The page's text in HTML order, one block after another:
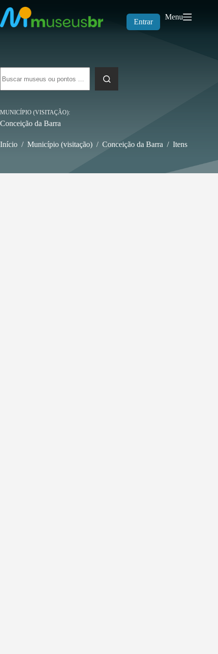
para
o
conteúdo
Entrar
Menu
resultados
MUNICÍPIO (VISITAÇÃO)
Conceição da Barra
Início / Município (visitação) / Conceição da Barra / Itens